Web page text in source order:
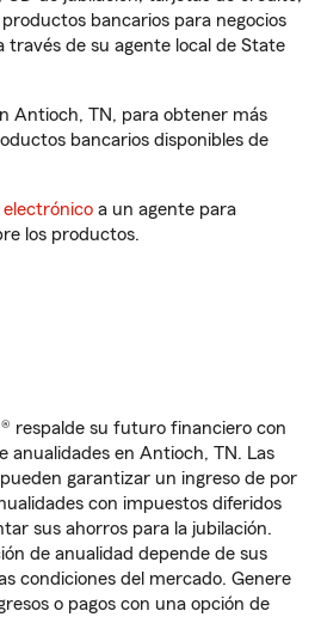
bancarios para negocios
través de su agente local de State
Antioch, TN, para obtener más
bancarios disponibles de
a un agente para
los productos.
respalde su futuro financiero con
anualidades en Antioch, TN. Las
garantizar un ingreso de por
con impuestos diferidos
sus ahorros para la jubilación.
de anualidad depende de sus
condiciones del mercado. Genere
o pagos con una opción de